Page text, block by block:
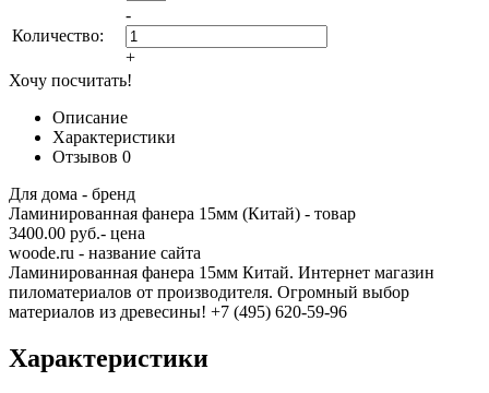
Количество:
-
+
Хочу посчитать!
Описание
Характеристики
Отзывов 0
Для дома - бренд
Ламинированная фанера 15мм (Китай) - товар
3400.00 руб.- цена
woode.ru - название сайта
Ламинированная фанера 15мм Китай. Интернет магазин
пиломатериалов от производителя. Огромный выбор
материалов из древесины! +7 (495) 620-59-96
Характеристики